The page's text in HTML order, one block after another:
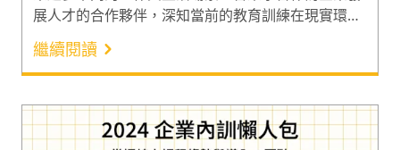
展人才的合作夥伴，深知當前的教育訓練在現實環境
的限制下，於培訓的前、中、後期都面臨諸多挑戰。
在邁向柯氏四級培訓評估模式中行為評估（Level 3）
以上層級的路上，經常受阻於大量的內部雜音與高昂
的成本。因此，致力於運用數位工具提高學習品質與
效率的言果學習，8 月 9 日於 IEAT 會議中心舉辦新
AI 服務的封閉測試活動。期望透過多間上市櫃與大型
繼續閱讀